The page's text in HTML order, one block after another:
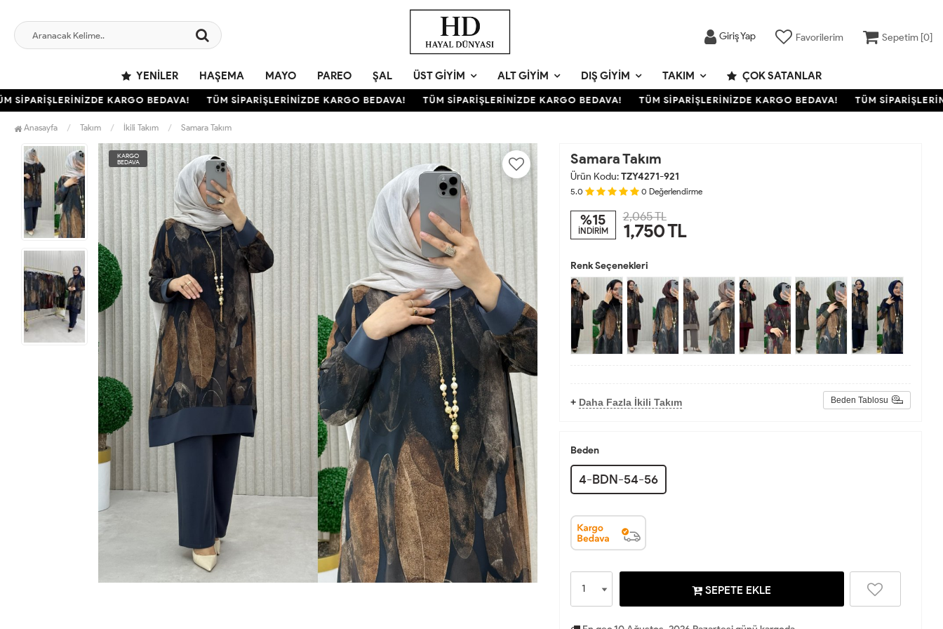
Giriş Yap Favorilerim Sepetim [0]
YENILER HAŞEMA MAYO PAREO ŞAL ÜST GIYIM ALT GIYIM DIŞ GIYIM TAKIM ÇOK SATANLAR
KARGO BEDAVA! TÜM SİPARİŞLERİNİZDE KARGO BEDAVA! TÜM SİPARİŞLERİNİZDE KARGO BEDAVA! TÜM SİPARİŞLERİNİZDE KARGO BEDAVA! TÜM
Anasayfa Takım İkili Takım Samara Takım
KARGO
BEDAVA
Samara Takım
Ürün Kodu:TZY4271-921
5.0 0 Değerlendirme
%15
İNDİRİM
2,065 TL
1,750TL
Renk Seçenekleri
+ Daha Fazla İkili Takım Beden Tablosu
Beden
4-BDN-54-56
SEPETE EKLE